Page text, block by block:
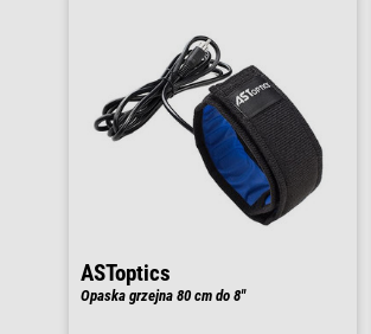
ASToptics
Opaska grzejna 80 cm do 8"